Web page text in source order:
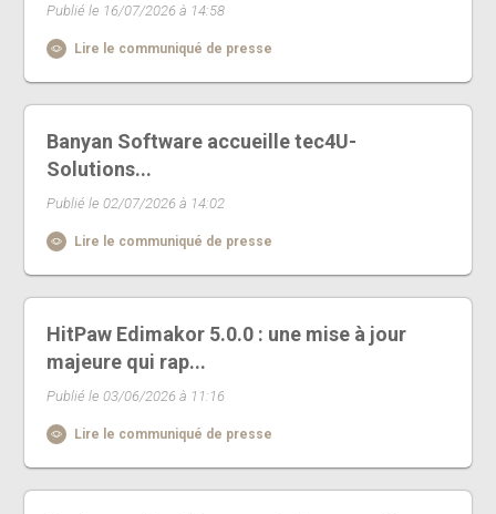
Publié le 16/07/2026 à 14:58
Lire le communiqué de presse
Banyan Software accueille tec4U-
Solutions...
Publié le 02/07/2026 à 14:02
Lire le communiqué de presse
HitPaw Edimakor 5.0.0 : une mise à jour
majeure qui rap...
Publié le 03/06/2026 à 11:16
Lire le communiqué de presse